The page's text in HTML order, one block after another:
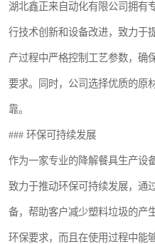
湖北鑫正来自动化有限公司拥有
行技术创新和设备改进，致力于
产过程中严格控制工艺参数，确
要求。同时，公司选择优质的原
靠。
### 环保可持续发展
作为一家专业的降解餐具生产设
致力于推动环保可持续发展，通
备，帮助客户减少塑料垃圾的产
环保要求，而且在使用过程中能